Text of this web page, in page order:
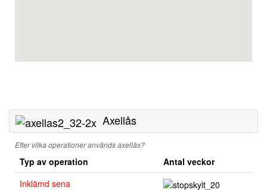
Axellås
Efter vilka operationer används axellås?
Typ av operation
Antal veckor
Inklämd sena